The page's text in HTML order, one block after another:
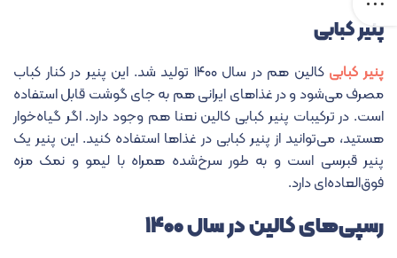
پنیر کبابی
پنیر کبابی
کالین هم در سال ۱۴۰۰ تولید شد. این پنیر در کنار کباب
مصرف می‌شود و در غذاهای ایرانی هم به جای گوشت قابل استفاده
است. در ترکیبات پنیر کبابی کالین نعنا هم وجود دارد. اگر گیاه‌خوار
هستید، می‌توانید از پنیر کبابی در غذاها استفاده کنید. این پنیر یک
پنیر قبرسی است و به طور سرخ‌شده همراه با لیمو و نمک مزه
فوق‌العاده‌ای دارد.
رسپی‌های کالین در سال ۱۴۰۰